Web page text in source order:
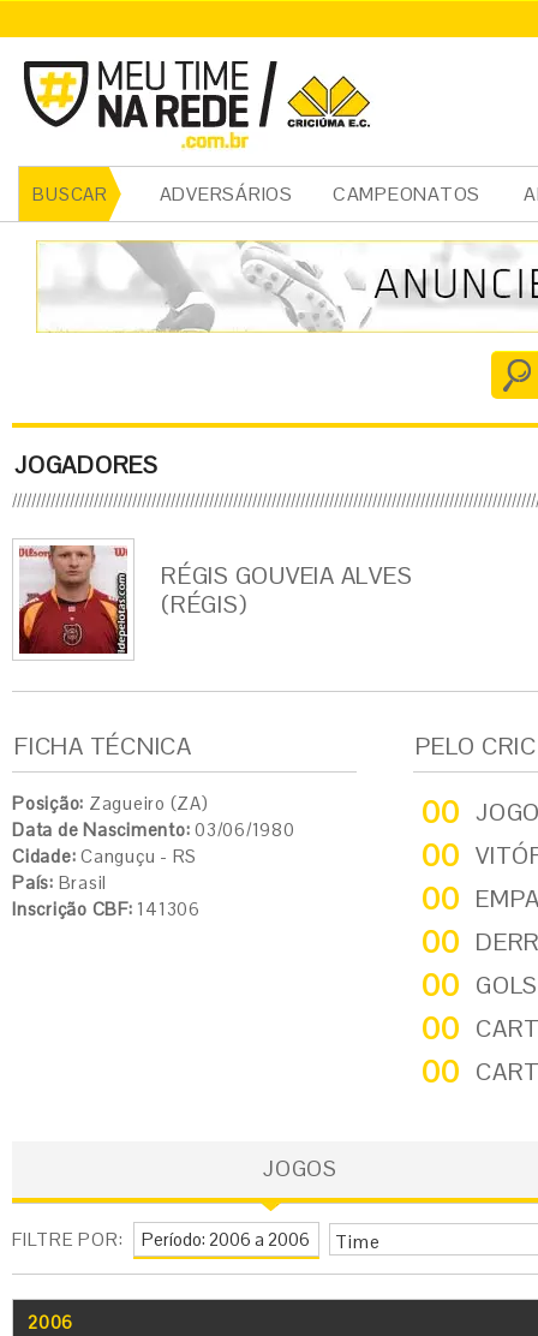
BUSCAR ADVERSÁRIOS CAMPEONATOS
JOGADORES
RÉGIS GOUVEIA ALVES
(RÉGIS)
FICHA TÉCNICA
Posição: Zagueiro (ZA)
Data de Nascimento: 03/06/1980
Cidade: Canguçu - RS
País: Brasil
Inscrição CBF: 141306
PELO
00
00
00
00
00
00
00
JOGOS
FILTRE POR: Time
2006